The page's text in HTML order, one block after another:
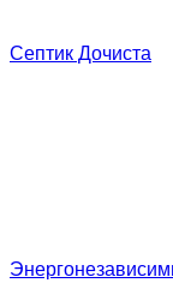
Септик Дочиста